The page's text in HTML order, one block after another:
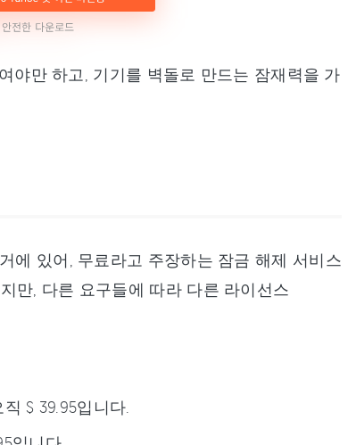
야만 하고, 기기를 벽돌로 만드는 잠재력을 가
에 있어, 무료라고 주장하는 잠금 해제 서비스
만, 다른 요구들에 따라 다른 라이선스
$ 39.95입니다.